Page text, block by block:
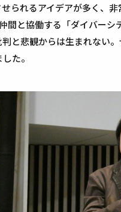
られるアイデアが多く、
間と協働する「ダイバー
と悲観からは生まれな
た。